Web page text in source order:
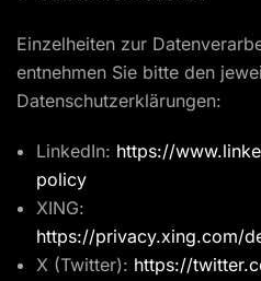
Einzelheiten zur
entnehmen Sie bitte den
Datenschutzerklärungen:
LinkedIn: https://
policy
XING:
https://privacy.xing.com/
X (Twitter): https://